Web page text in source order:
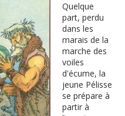
Quelque
part, perdu
dans les
marais de la
marche des
voiles
d'écume, la
jeune Pélisse
se prépare à
partir à